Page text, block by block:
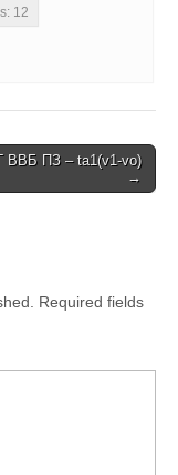
: 12
ВВБ ПЗ – ta1(v1-vo)
→
Required fields